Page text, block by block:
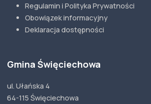
Regulamin i Polityka Prywatności
Obowiązek informacyjny
Deklaracja dostępności
Gmina Święciechowa
ul. Ułańska 4
64-115 Święciechowa